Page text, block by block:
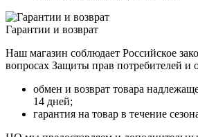
Гарантии и возврат
Наш магазин соблюдает Российское
вопросах Защиты прав потребителей и
обмен и возврат товара
14 дней;
гарантия на товар в течение